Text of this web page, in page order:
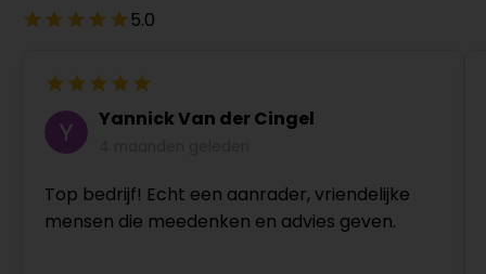
5.0
Yannick Van der Cingel
Top bedrijf! Echt een aanrader, vriendelijke
mensen die meedenken en advies geven.